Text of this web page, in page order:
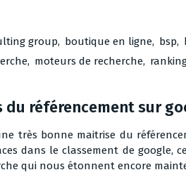
group, boutique en ligne, bsp,
, moteurs de recherche,
du référencement sur
très bonne maitrise du
dans le classement de google,
qui nous étonnent encore